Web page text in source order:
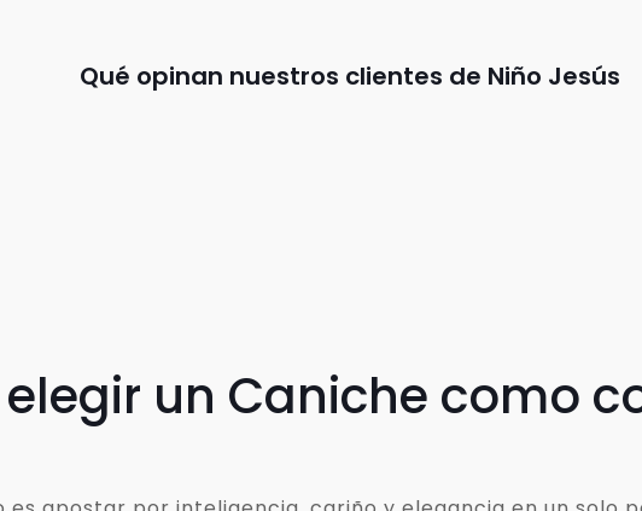
Qué opinan nuestros clientes de Niño Jesús
elegir un Caniche como